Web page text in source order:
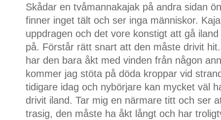
Skådar en tvåmannakajak på andra sidan
finner inget tält och ser inga människor.
uppdragen och det vore konstigt att gå
på. Förstår rätt snart att den måste drivit
har den bara åkt med vinden från någon
kommer jag stöta på döda kroppar vid
tidigare idag och nybörjare kan mycket väl
drivit iland. Tar mig en närmare titt och ser
trasig, den måste ha åkt långt och har